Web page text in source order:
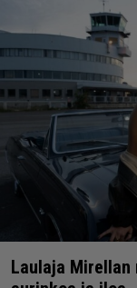
Laulaja